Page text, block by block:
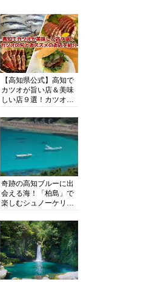
【高知県公式】高知で
カツオが旨い店＆美味
しい店９選！カツオの
紹介
奇跡の高知ブルーに出
会える海！「柏島」で
楽しむシュノーケリン
浴にキャンプまで透明
度抜群の海の楽園を徹
底紹介